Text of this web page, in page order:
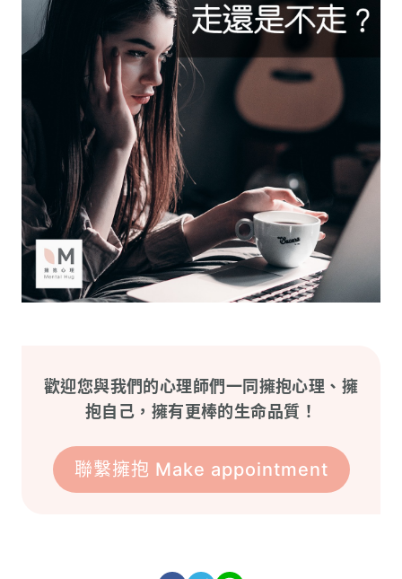
歡迎您與我們的心理師們一同擁抱心理、擁
抱自己，擁有更棒的生命品質！
聯繫擁抱 Make appointment